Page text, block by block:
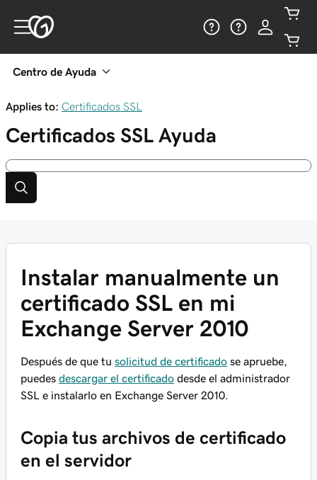
Centro de Ayuda
Applies to: Certificados SSL
Certificados SSL Ayuda
Instalar manualmente un
certificado SSL en mi
Exchange Server 2010
Después de que tu solicitud de certificado se apruebe,
puedes descargar el certificado desde el administrador
SSL e instalarlo en Exchange Server 2010.
Copia tus archivos de certificado
en el servidor